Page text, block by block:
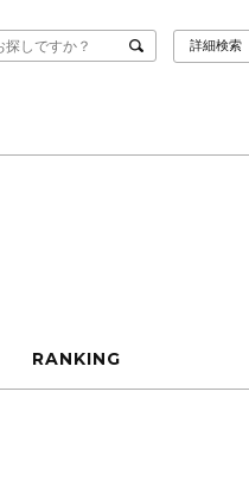
詳細検索
RANKING